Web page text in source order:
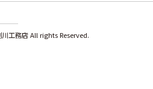
工務店 All rights Reserved.